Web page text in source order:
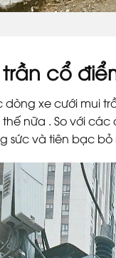
trần cổ
dòng xe cưới mui
thế nữa . So với
sức và tiên bạc